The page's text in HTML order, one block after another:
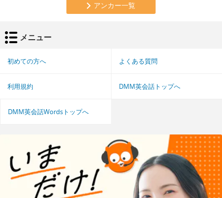
アンカー一覧
メニュー
初めての方へ よくある質問
利用規約 DMM英会話トップへ
DMM英会話Wordsトップへ